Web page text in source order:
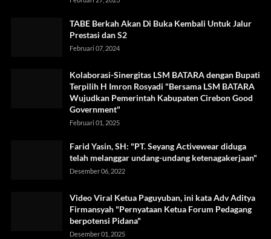
TABE Berkah Akan Di Buka Kembali Untuk Jalur
Prestasi dan S2
Februari 07, 2024
Kolaborasi-Sinergitas LSM BATARA dengan Bupati
Terpilih H Imron Rosyadi "Bersama LSM BATARA
Wujudkan Pemerintah Kabupaten Cirebon Good
Government"
Februari 01, 2025
Farid Yasin, SH: "PT. Seyang Activewear diduga
telah melanggar undang-undang ketenagakerjaan"
Desember 06, 2022
Video Viral Ketua Paguyuban, ini kata Adv Aditya
Firmansyah "Pernyataan Ketua Forum Pedagang
berpotensi Pidana"
Desember 01, 2025